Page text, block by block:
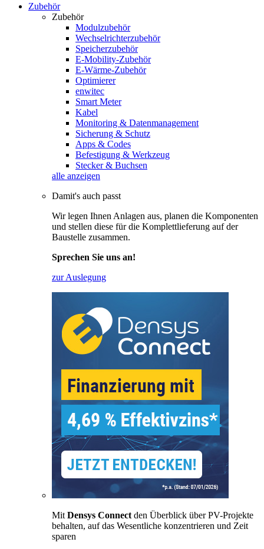
Zubehör
Zubehör
Modulzubehör
Wechselrichterzubehör
Speicherzubehör
E-Mobility-Zubehör
E-Wärme-Zubehör
Optimierer
enwitec
Smart Meter
Kabel
Monitoring & Datenmanagement
Sicherung & Schutz
Apps & Codes
Befestigung & Werkzeug
Stecker & Buchsen
alle anzeigen
Damit's auch passt
Wir legen Ihnen Anlagen aus, planen die Komponenten
und stellen diese für die Komplettlieferung auf der
Baustelle zusammen.
Sprechen Sie uns an!
zur Auslegung
Mit Densys Connect den Überblick über PV-Projekte
behalten, auf das Wesentliche konzentrieren und Zeit
sparen